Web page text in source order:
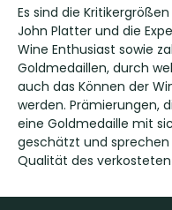
Es sind die
John Platter und die
Wine Enthusiast sowie
Goldmedaillen, durch
auch das Können der
werden. Prämierungen,
eine Goldmedaille mit
geschätzt und
Qualität des verkosteten